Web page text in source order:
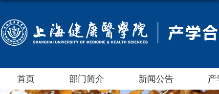
首页 部门简介 新闻公告 产